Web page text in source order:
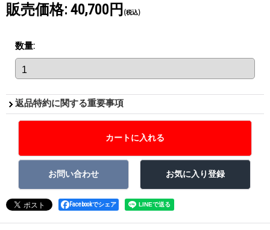
販売価格: 40,700円 (税込)
数量:
返品特約に関する重要事項
Facebookでシェア